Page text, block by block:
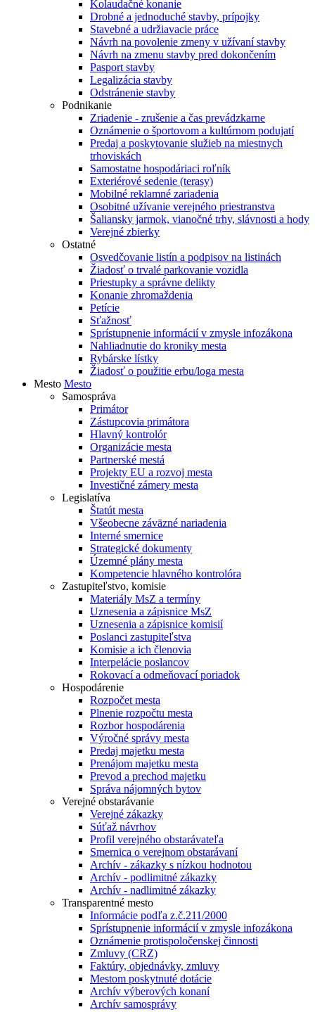
Kolaudačné konanie
Drobné a jednoduché stavby, prípojky
Stavebné a udržiavacie práce
Návrh na povolenie zmeny v užívaní stavby
Návrh na zmenu stavby pred dokončením
Pasport stavby
Legalizácia stavby
Odstránenie stavby
Podnikanie
Zriadenie - zrušenie a čas prevádzkarne
Oznámenie o športovom a kultúrnom podujatí
Predaj a poskytovanie služieb na miestnych
trhoviskách
Samostatne hospodáriaci roľník
Exteriérové sedenie (terasy)
Mobilné reklamné zariadenia
Osobitné užívanie verejného priestranstva
Šaliansky jarmok, vianočné trhy, slávnosti a hody
Verejné zbierky
Ostatné
Osvedčovanie listín a podpisov na listinách
Žiadosť o trvalé parkovanie vozidla
Priestupky a správne delikty
Konanie zhromaždenia
Petície
Sťažnosť
Sprístupnenie informácií v zmysle infozákona
Nahliadnutie do kroniky mesta
Rybárske lístky
Žiadosť o použitie erbu/loga mesta
Mesto Mesto
Samospráva
Primátor
Zástupcovia primátora
Hlavný kontrolór
Organizácie mesta
Partnerské mestá
Projekty EU a rozvoj mesta
Investičné zámery mesta
Legislatíva
Štatút mesta
Všeobecne záväzné nariadenia
Interné smernice
Strategické dokumenty
Územné plány mesta
Kompetencie hlavného kontrolóra
Zastupiteľstvo, komisie
Materiály MsZ a termíny
Uznesenia a zápisnice MsZ
Uznesenia a zápisnice komisií
Poslanci zastupiteľstva
Komisie a ich členovia
Interpelácie poslancov
Rokovací a odmeňovací poriadok
Hospodárenie
Rozpočet mesta
Plnenie rozpočtu mesta
Rozbor hospodárenia
Výročné správy mesta
Predaj majetku mesta
Prenájom majetku mesta
Prevod a prechod majetku
Správa nájomných bytov
Verejné obstarávanie
Verejné zákazky
Súťaž návrhov
Profil verejného obstarávateľa
Smernica o verejnom obstarávaní
Archív - zákazky s nízkou hodnotou
Archív - podlimitné zákazky
Archív - nadlimitné zákazky
Transparentné mesto
Informácie podľa z.č.211/2000
Sprístupnenie informácií v zmysle infozákona
Oznámenie protispoločenskej činnosti
Zmluvy (CRZ)
Faktúry, objednávky, zmluvy
Mestom poskytnuté dotácie
Archív výberových konaní
Archív samosprávy